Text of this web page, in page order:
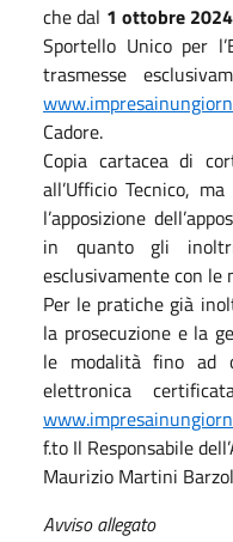
che dal 1 ottobre 2024
Sportello Unico per
trasmesse
Cadore.
Copia cartacea di
all’Ufficio Tecnico,
l’apposizione
in quanto gli
esclusivamente con le
Per le pratiche già
la prosecuzione e la
le modalità fino ad
elettronica
f.to Il Responsabile
Maurizio Martini
Avviso allegato